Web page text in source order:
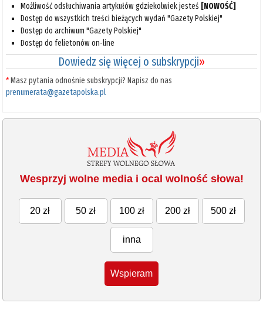
Możliwość odsłuchiwania artykułów gdziekolwiek jesteś [NOWOŚĆ]
Dostęp do wszystkich treści bieżących wydań "Gazety Polskiej"
Dostęp do archiwum "Gazety Polskiej"
Dostęp do felietonów on-line
Dowiedz się więcej o subskrypcji»
*Masz pytania odnośnie subskrypcji? Napisz do nas
prenumerata@gazetapolska.pl
Wesprzyj wolne media i ocal wolność słowa!
20 zł 50 zł 100 zł 200 zł 500 zł
inna
Wspieram